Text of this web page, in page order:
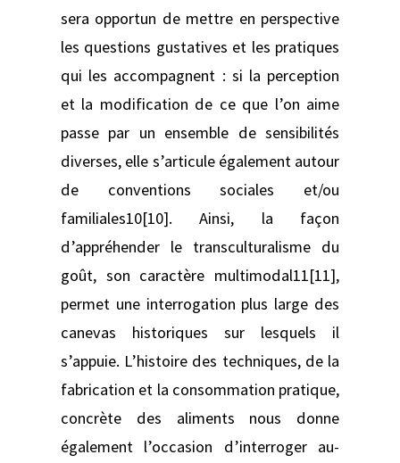
sera opportun de mettre en perspective
les questions gustatives et les pratiques
qui les accompagnent : si la perception
et la modification de ce que l’on aime
passe par un ensemble de sensibilités
diverses, elle s’articule également autour
de conventions sociales et/ou
familiales10[10]. Ainsi, la façon
d’appréhender le transculturalisme du
goût, son caractère multimodal11[11],
permet une interrogation plus large des
canevas historiques sur lesquels il
s’appuie. L’histoire des techniques, de la
fabrication et la consommation pratique,
concrète des aliments nous donne
également l’occasion d’interroger au-